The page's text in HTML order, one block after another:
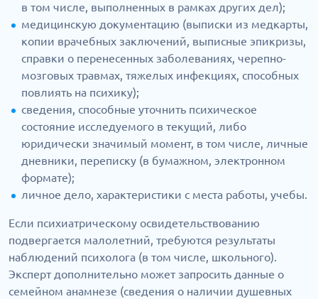
в том числе, выполненных в рамках других дел);
медицинскую документацию (выписки из медкарты,
копии врачебных заключений, выписные эпикризы,
справки о перенесенных заболеваниях, черепно-
мозговых травмах, тяжелых инфекциях, способных
повлиять на психику);
сведения, способные уточнить психическое
состояние исследуемого в текущий, либо
юридически значимый момент, в том числе, личные
дневники, переписку (в бумажном, электронном
формате);
личное дело, характеристики с места работы, учебы.
Если психиатрическому освидетельствованию
подвергается малолетний, требуются результаты
наблюдений психолога (в том числе, школьного).
Эксперт дополнительно может запросить данные о
семейном анамнезе (сведения о наличии душевных